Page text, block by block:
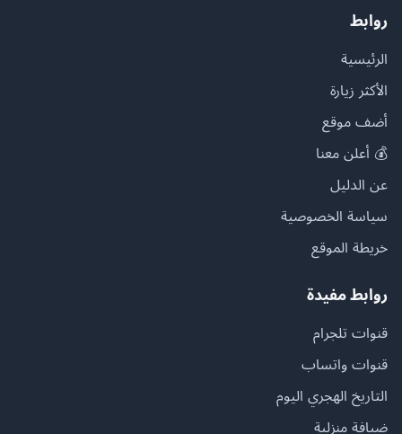
روابط
الرئيسية
الأكثر زيارة
أضف موقع
💰 أعلن معنا
عن الدليل
سياسة الخصوصية
خريطة الموقع
روابط مفيدة
قنوات تلجرام
قنوات واتساب
التاريخ الهجري اليوم
ضيافة منزلية